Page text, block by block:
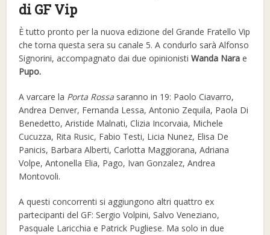
di GF Vip
È tutto pronto per la nuova edizione del Grande Fratello Vip
che torna questa sera su canale 5. A condurlo sarà Alfonso
Signorini, accompagnato dai due opinionistiWanda Nara e
Pupo.
A varcare la Porta Rossa saranno in 19: Paolo Ciavarro,
Andrea Denver, Fernanda Lessa, Antonio Zequila, Paola Di
Benedetto, Aristide Malnati, Clizia Incorvaia, Michele
Cucuzza, Rita Rusic, Fabio Testi, Licia Nunez, Elisa De
Panicis, Barbara Alberti, Carlotta Maggiorana, Adriana
Volpe, Antonella Elia, Pago, Ivan Gonzalez, Andrea
Montovoli.
A questi concorrenti si aggiungono altri quattro ex
partecipanti del GF: Sergio Volpini, Salvo Veneziano,
Pasquale Laricchia e Patrick Pugliese. Ma solo in due